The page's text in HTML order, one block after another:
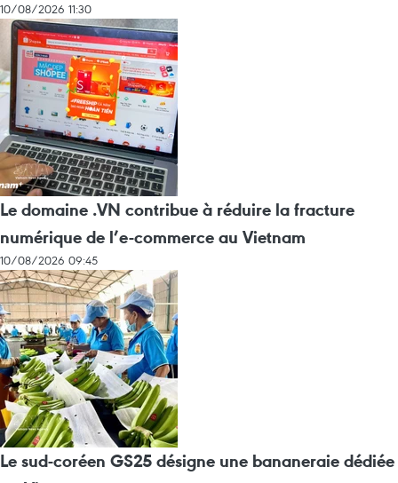
10/08/2026 11:30
Le domaine .VN contribue à réduire la fracture
numérique de l’e-commerce au Vietnam
10/08/2026 09:45
Le sud-coréen GS25 désigne une bananeraie dédiée